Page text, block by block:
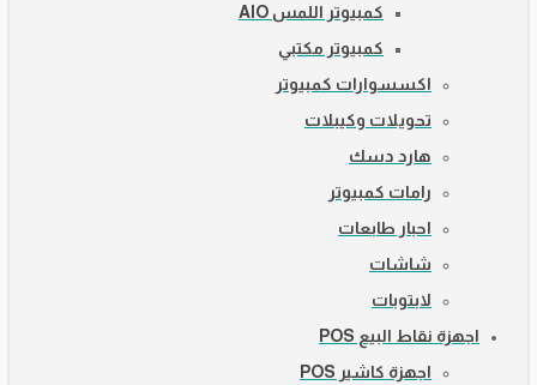
كمبيوتر اللمس AIO
كمبيوتر مكتبي
اكسسوارات كمبيوتر
تحويلات وكيبلات
هارد دسك
رامات كمبيوتر
احبار طابعات
شاشات
لابتوبات
اجهزة نقاط البيع POS
اجهزة كاشير POS